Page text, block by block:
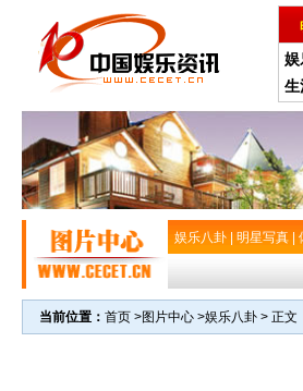
娱
生
娱乐八卦 明星写真
当前位置： 首页 >图片中心 >娱乐八卦 > 正文